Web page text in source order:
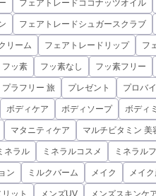
フェアトレードココナッツオイル
フェアトレードシュガースクラブ
リーム フェアトレードリップ フ
フッ素 フッ素なし フッ素フリー
プラフリー 旅 プレゼント プロバ
ボディケア ボディソープ ボディ
マタニティケア マルチビタミン 美
ネラル ミネラルコスメ ミネラル
ン ミルクバーム メイク メイ